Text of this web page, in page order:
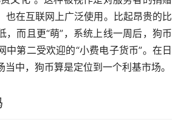
也在互联网上广泛使用。比起昂贵的比
，而且更“萌”，系统上线一周后，狗币
中第二受欢迎的“小费电子货币”。在日
当中，狗币算是定位到一个利基市场。